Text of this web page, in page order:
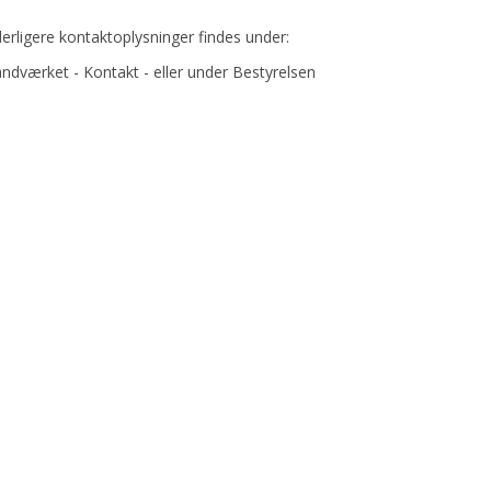
kontaktoplysninger findes under:
- Kontakt - eller under Bestyrelsen